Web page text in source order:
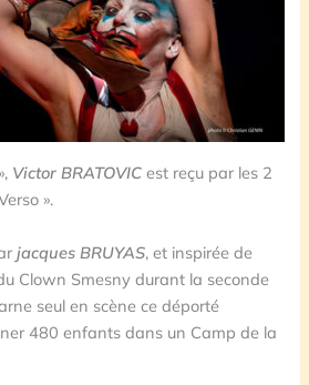
Victor BRATOVIC est reçu par les 2
».
jacques BRUYAS, et inspirée de
Clown Smesny durant la seconde
seul en scène ce déporté
480 enfants dans un Camp de la